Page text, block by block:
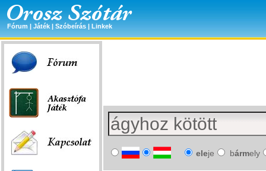
Fórum | Játék | Szóbeírás | Linkek
eleje bármely